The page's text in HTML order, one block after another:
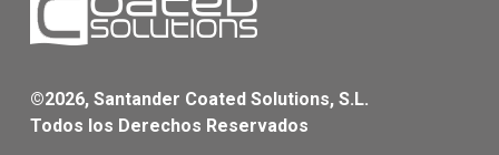
©2026, Santander Coated Solutions, S.L.
Todos los Derechos Reservados